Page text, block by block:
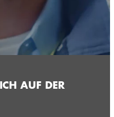
AUF DER